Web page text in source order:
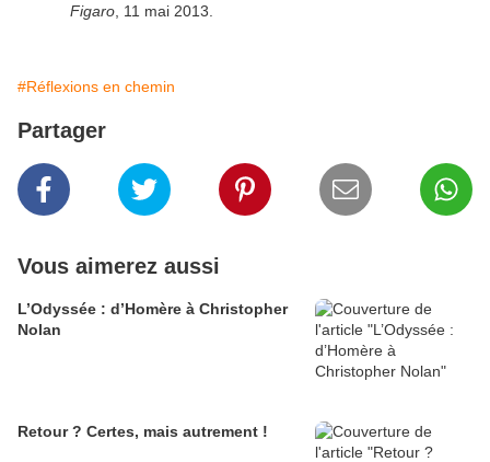
Figaro , 11 mai 2013.
#Réflexions en chemin
Partager
Vous aimerez aussi
L’Odyssée : d’Homère à Christopher
Nolan
Retour ? Certes, mais autrement !